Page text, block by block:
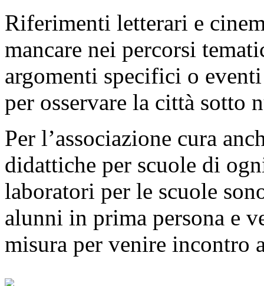
Riferimenti letterari e
mancare nei percorsi
argomenti specifici o
per osservare la città sotto
Per l’associazione cura
didattiche per scuole di
laboratori per le scuole
alunni in prima persona e
misura per venire incontro